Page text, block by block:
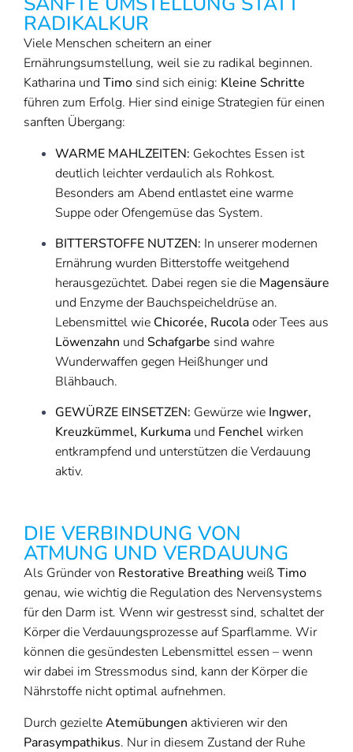
RADIKALKUR
Viele Menschen scheitern an einer
Ernährungsumstellung, weil sie zu radikal beginnen.
Katharina und Timo sind sich einig: Kleine Schritte
führen zum Erfolg. Hier sind einige Strategien für einen
sanften Übergang:
WARME MAHLZEITEN: Gekochtes Essen ist
deutlich leichter verdaulich als Rohkost.
Besonders am Abend entlastet eine warme
Suppe oder Ofengemüse das System.
BITTERSTOFFE NUTZEN: In unserer modernen
Ernährung wurden Bitterstoffe weitgehend
herausgezüchtet. Dabei regen sie die Magensäure
und Enzyme der Bauchspeicheldrüse an.
Lebensmittel wie Chicorée, Rucolaoder Tees aus
Löwenzahn und Schafgarbe sind wahre
Wunderwaffen gegen Heißhunger und
Blähbauch.
GEWÜRZE EINSETZEN: Gewürze wie Ingwer,
Kreuzkümmel, Kurkuma und Fenchelwirken
entkrampfend und unterstützen die Verdauung
aktiv.
DIE VERBINDUNG VON
ATMUNG UND VERDAUUNG
Als Gründer von Restorative Breathingweiß Timo
genau, wie wichtig die Regulation des Nervensystems
für den Darm ist. Wenn wir gestresst sind, schaltet der
Körper die Verdauungsprozesse auf Sparflamme. Wir
können die gesündesten Lebensmittel essen – wenn
wir dabei im Stressmodus sind, kann der Körper die
Nährstoffe nicht optimal aufnehmen.
Durch gezielteAtemübungen aktivieren wir den
Parasympathikus. Nur in diesem Zustand der Ruhe